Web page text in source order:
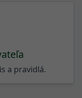
a pravidlá.